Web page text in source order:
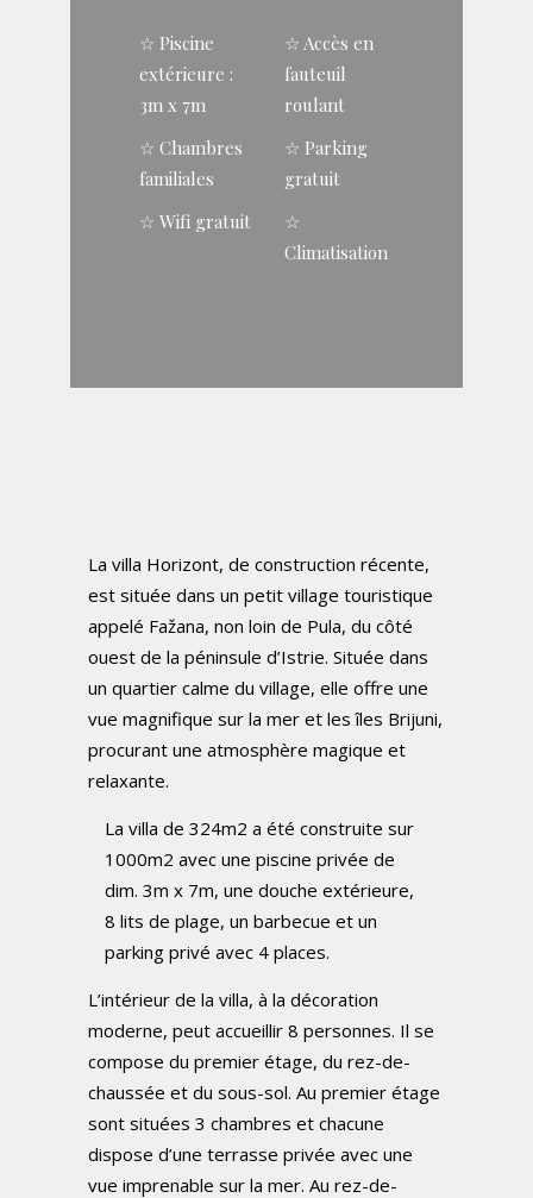
☆ Piscine
extérieure :
3m x 7m
☆ Accès en
fauteuil
roulant
☆ Chambres
familiales
☆ Parking
gratuit
☆ Wifi gratuit
☆
Climatisation
La villa Horizont, de construction récente,
est située dans un petit village touristique
appelé Fažana, non loin de Pula, du côté
ouest de la péninsule d’Istrie. Située dans
un quartier calme du village, elle offre une
vue magnifique sur la mer et les îles Brijuni,
procurant une atmosphère magique et
relaxante.
La villa de 324m2 a été construite sur
1000m2 avec une piscine privée de
dim. 3m x 7m, une douche extérieure,
8 lits de plage, un barbecue et un
parking privé avec 4 places.
L’intérieur de la villa, à la décoration
moderne, peut accueillir 8 personnes. Il se
compose du premier étage, du rez-de-
chaussée et du sous-sol. Au premier étage
sont situées 3 chambres et chacune
dispose d’une terrasse privée avec une
vue imprenable sur la mer. Au rez-de-